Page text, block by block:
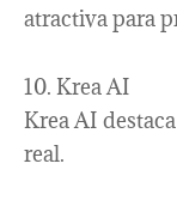
atractiva para
10. Krea AI
Krea AI
real.